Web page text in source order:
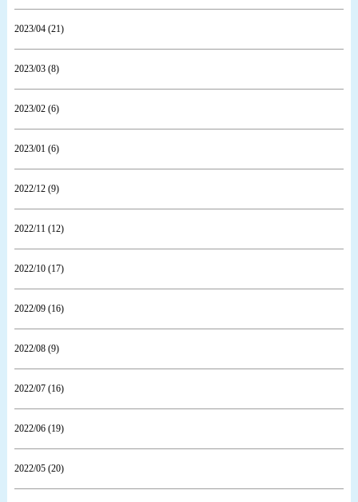
2023/04 (21)
2023/03 (8)
2023/02 (6)
2023/01 (6)
2022/12 (9)
2022/11 (12)
2022/10 (17)
2022/09 (16)
2022/08 (9)
2022/07 (16)
2022/06 (19)
2022/05 (20)